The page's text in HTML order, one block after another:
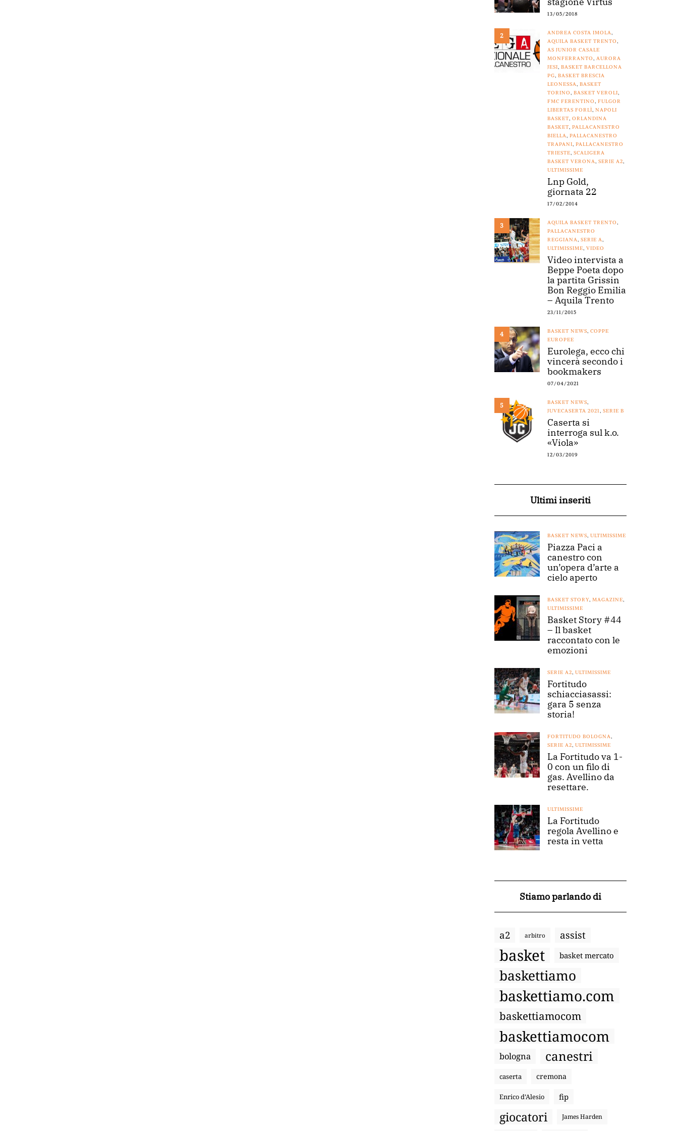
13/05/2018
2 ANDREA COSTA IMOLA,
AQUILA BASKET TRENTO,
AS JUNIOR CASALE
MONFERRANTO, AURORA
JESI, BASKET BARCELLONA
PG, BASKET BRESCIA
LEONESSA, BASKET
TORINO, BASKET VEROLI,
FMC FERENTINO, FULGOR
LIBERTAS FORLÌ, NAPOLI
BASKET, ORLANDINA
BASKET, PALLACANESTRO
BIELLA, PALLACANESTRO
TRAPANI, PALLACANESTRO
TRIESTE, SCALIGERA
BASKET VERONA, SERIE A2,
ULTIMISSIME
Lnp Gold,
giornata 22
17/02/2014
3 AQUILA BASKET TRENTO,
PALLACANESTRO
REGGIANA, SERIE A,
ULTIMISSIME, VIDEO
Video intervista a
Beppe Poeta dopo
la partita Grissin
Bon Reggio Emilia
– Aquila Trento
23/11/2015
4 BASKET NEWS, COPPE
EUROPEE
Eurolega, ecco chi
vincerà secondo i
bookmakers
07/04/2021
5 BASKET NEWS,
JUVECASERTA 2021, SERIE B
Caserta si
interroga sul k.o.
«Viola»
12/03/2019
Ultimi inseriti
BASKET NEWS, ULTIMISSIME
Piazza Paci a
canestro con
un’opera d’arte a
cielo aperto
BASKET STORY, MAGAZINE,
ULTIMISSIME
Basket Story #44
– Il basket
raccontato con le
emozioni
SERIE A2, ULTIMISSIME
Fortitudo
schiacciasassi:
gara 5 senza
storia!
FORTITUDO BOLOGNA,
SERIE A2, ULTIMISSIME
La Fortitudo va 1-
0 con un filo di
gas. Avellino da
resettare.
ULTIMISSIME
La Fortitudo
regola Avellino e
resta in vetta
Stiamo parlando di
a2 arbitro assist
basket basket mercato
baskettiamo
baskettiamo.com
baskettiamocom
baskettiamocom
bologna canestri
caserta cremona
Enrico d’Alesio fip
giocatori James Harden